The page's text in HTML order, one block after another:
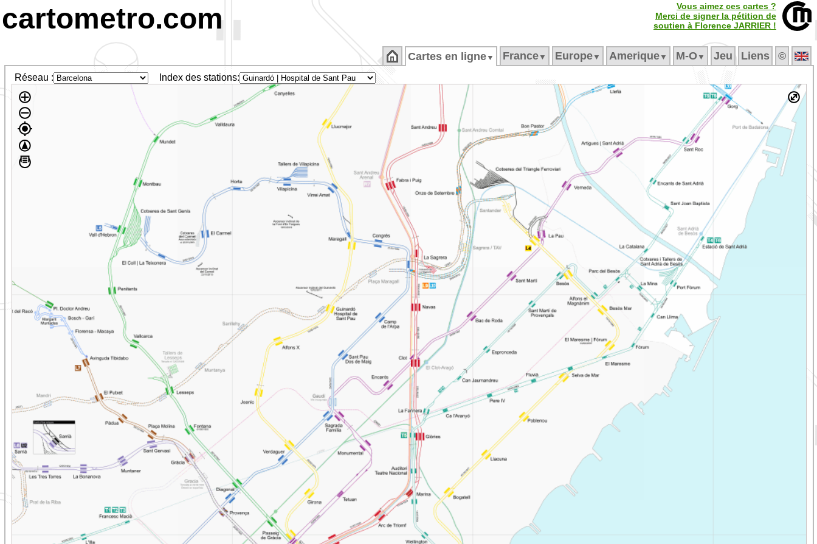
cartometro.com
Vous aimez ces cartes ?
Merci de signer la pétition de
soutien à Florence JARRIER !
Cartes en ligne ▼ France ▼ Europe ▼ Amerique ▼ M‑O ▼ Jeu Liens ©
Réseau : Index des stations: